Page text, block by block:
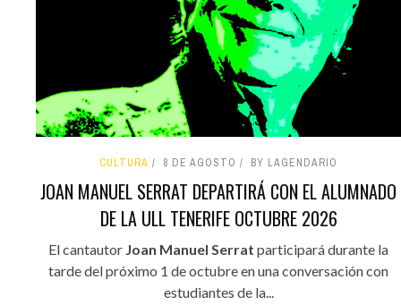
CULTURA 8 DE AGOSTO BY LAGENDARIO
JOAN MANUEL SERRAT DEPARTIRÁ CON EL ALUMNADO
DE LA ULL TENERIFE OCTUBRE 2026
El cantautor Joan Manuel Serrat participará durante la
tarde del próximo 1 de octubre en una conversación con
estudiantes de la...